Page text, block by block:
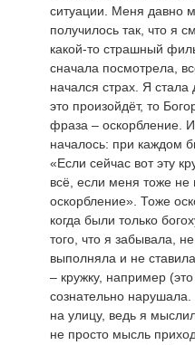
ситуации. Меня давно
получилось так, что я
какой-то страшный
сначала посмотрела,
начался страх. Я
это произойдёт, то
фраза – оскорбление.
началось: при каждом
«Если сейчас вот эту
всё, если меня тоже не
оскорбление». Тоже
когда были только
того, что я забывала,
выполняла и не
– кружку, например
сознательно
на улицу, ведь я
не просто мысль